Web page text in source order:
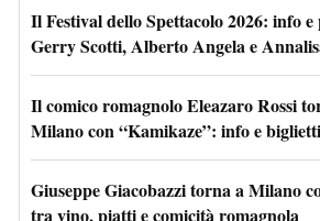
Il Festival dello Spettacolo 2026: info
Gerry Scotti, Alberto Angela e
Il comico romagnolo Eleazaro Rossi
Milano con “Kamikaze”: info e biglietti
Giuseppe Giacobazzi torna a Milano
tra vino, piatti e comicità romagnola